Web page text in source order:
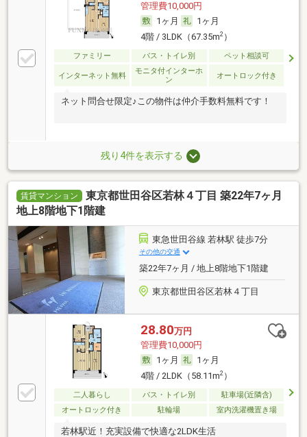
管理費10,000円
1ヶ月
1ヶ月
4階 / 3LDK（67.35m2）
ファミリー バス・トイレ別 ペット相談可
インターネット無料
モニタ付インターホ
ン
オートロック付き
ネット問合せ限定♪この物件は仲介手数料無料です！
残り4件を表示する
賃貸マンション
東京都世田谷区若林４丁目 築22年7ヶ月
地上8階地下1階建
東急世田谷線 若林駅 徒歩7分
その他の交通
築22年7ヶ月 / 地上8階地下1階建
東京都世田谷区若林４丁目
28.80万円
管理費10,000円
1ヶ月
1ヶ月
4階 / 2LDK（58.11m2）
二人暮らし バス・トイレ別
駐車場(近隣含)
オートロック付き
駐輪場 室内洗濯機置き場
若林駅近！充実設備で快適な2LDK生活